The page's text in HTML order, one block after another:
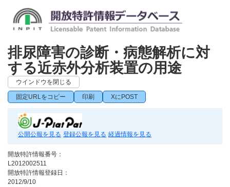
排尿障害の診断・病態解析に対
する近赤外分析装置の用途
ウインドウを閉じる
固定URLをコピー 印刷 XにPOST
公開公報を見る 登録公報を見る 経過情報を見る
開放特許情報番号：
L2012002511
開放特許情報登録日：
2012/9/10